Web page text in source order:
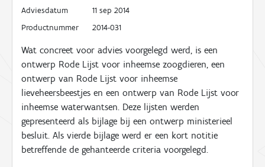
Adviesdatum
11 sep 2014
Productnummer
2014-031
Wat concreet voor advies voorgelegd werd, is een
ontwerp Rode Lijst voor inheemse zoogdieren, een
ontwerp van Rode Lijst voor inheemse
lieveheersbeestjes en een ontwerp van Rode Lijst voor
inheemse waterwantsen. Deze lijsten werden
gepresenteerd als bijlage bij een ontwerp ministerieel
besluit. Als vierde bijlage werd er een kort notitie
betreffende de gehanteerde criteria voorgelegd.